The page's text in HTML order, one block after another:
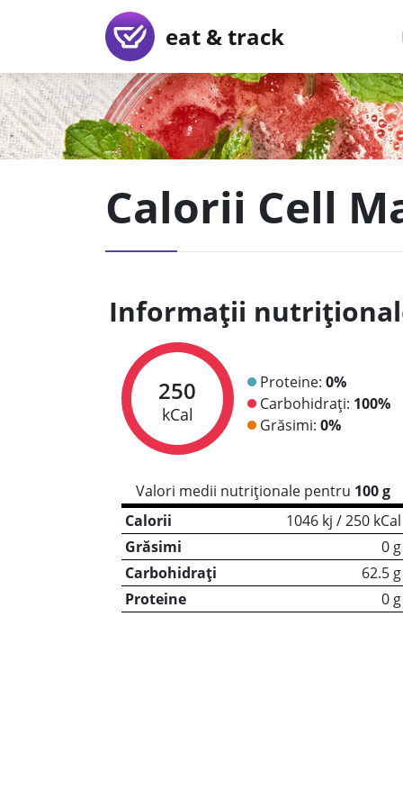
eat & track
Calorii Cell
Informații
250
kCal
Proteine: 0%
Carbohidrați: 100%
Grăsimi: 0%
Valori medii nutriționale pentru 100 g
Calorii
1046 kj / 250 kCal
Grăsimi
0 g
Carbohidrați
62.5 g
Proteine
0 g